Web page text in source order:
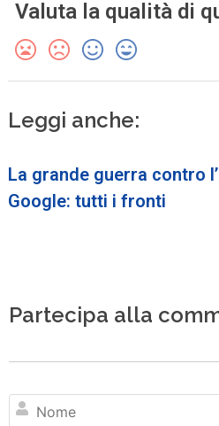
Valuta la qualità di
Leggi anche:
La grande guerra contro
Google: tutti i fronti
Partecipa alla